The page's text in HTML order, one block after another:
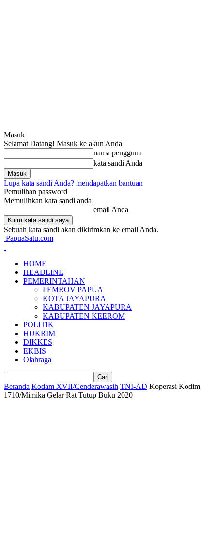
Masuk
Selamat Datang! Masuk ke akun Anda
nama pengguna
kata sandi Anda
Lupa kata sandi Anda? mendapatkan bantuan
Pemulihan password
Memulihkan kata sandi anda
email Anda
Sebuah kata sandi akan dikirimkan ke email Anda.
PapuaSatu.com
HOME
HEADLINE
PEMERINTAHAN
PEMROV PAPUA
KOTA JAYAPURA
KABUPATEN JAYAPURA
KABUPATEN KEEROM
POLITIK
HUKRIM
DIKKES
EKBIS
Olahraga
Beranda Kodam XVII/Cenderawasih TNI-AD Koperasi Kodim
1710/Mimika Gelar Rat Tutup Buku 2020